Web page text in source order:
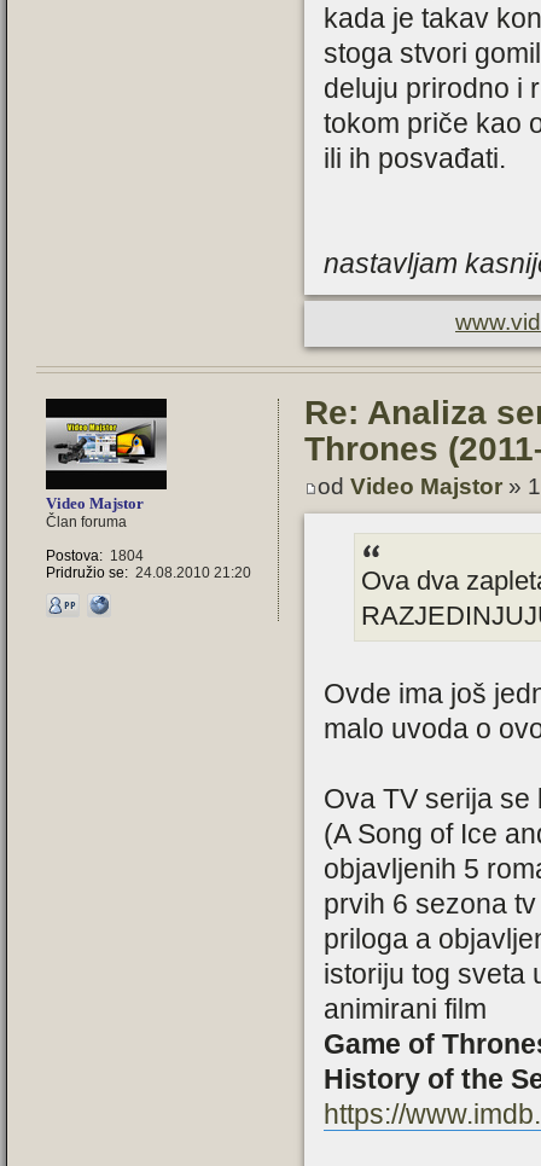
kada je takav
stoga stvori
deluju prirodno i
tokom priče kao
ili ih posvađati.
nastavljam
Re: Analiza
Thrones
od Video Majstor »
Ova dva
Ovde ima još
malo uvoda o
Ova TV serija
(A Song of Ice
objavljenih 5
prvih 6 sezona
priloga a
istoriju tog sveta
animirani film
Game of
History of the
https://
Video Majstor
Član foruma
Postova: 1804
Pridružio se: 24.08.2010 21:20